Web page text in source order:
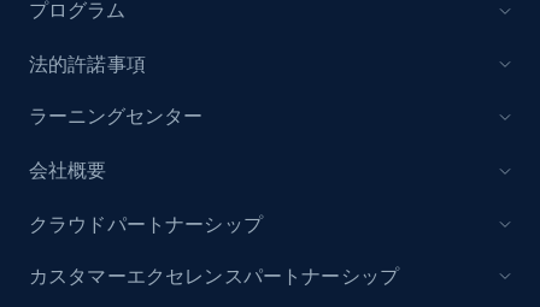
プログラム
法的許諾事項
ラーニングセンター
会社概要
クラウドパートナーシップ
カスタマーエクセレンスパートナーシップ